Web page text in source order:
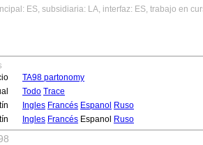
ES, subsidiaria: LA, interfaz: ES, trabajo en
TA98 partonomy
Todo Trace
Ingles Francés Espanol Ruso
Ingles Francés Espanol Ruso